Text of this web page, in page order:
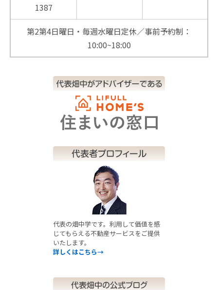
1387
第2第4日曜日・毎週水曜日定休／事前予約制：
10:00~18:00
代表の畑中学です。利用して価値を感
じてもらえる不動産サービスをご提供
いたします。
詳しくはこちら→